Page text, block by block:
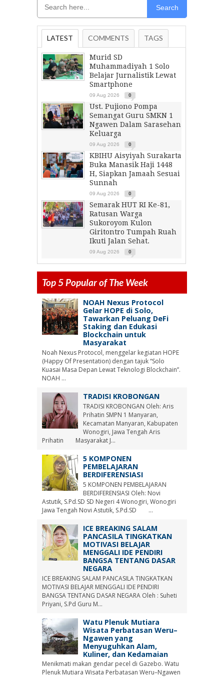
Search
LATEST COMMENTS TAGS
Murid SD
Muhammadiyah 1 Solo
Belajar Jurnalistik Lewat
Smartphone
09 Aug 2026 0
Ust. Pujiono Pompa
Semangat Guru SMKN 1
Ngawen Dalam Sarasehan
Keluarga
09 Aug 2026 0
KBIHU Aisyiyah Surakarta
Buka Manasik Haji 1448
H, Siapkan Jamaah Sesuai
Sunnah
09 Aug 2026 0
Semarak HUT RI Ke-81,
Ratusan Warga
Sukoroyom Kulon
Giritontro Tumpah Ruah
Ikuti Jalan Sehat.
09 Aug 2026 0
Top 5 Popular of The Week
NOAH Nexus Protocol
Gelar HOPE di Solo,
Tawarkan Peluang DeFi
Staking dan Edukasi
Blockchain untuk
Masyarakat
Noah Nexus Protocol, menggelar kegiatan HOPE
(Happy Of Presentation) dengan tajuk “Solo
Kuasai Masa Depan Lewat Teknologi Blockchain”.
NOAH ...
TRADISI KROBONGAN
TRADISI KROBONGAN Oleh: Aris
Prihatin SMPN 1 Manyaran,
Kecamatan Manyaran, Kabupaten
Wonogiri, Jawa Tengah Aris
Prihatin Masyarakat J...
5 KOMPONEN
PEMBELAJARAN
BERDIFERENSIASI
5 KOMPONEN PEMBELAJARAN
BERDIFERENSIASI Oleh: Novi
Astutik, S.Pd.SD SD Negeri 4 Wonogiri, Wonogiri
Jawa Tengah Novi Astutik, S.Pd.SD ...
ICE BREAKING SALAM
PANCASILA TINGKATKAN
MOTIVASI BELAJAR
MENGGALI IDE PENDIRI
BANGSA TENTANG DASAR
NEGARA
ICE BREAKING SALAM PANCASILA TINGKATKAN
MOTIVASI BELAJAR MENGGALI IDE PENDIRI
BANGSA TENTANG DASAR NEGARA Oleh : Suheti
Priyani, S.Pd Guru M...
Watu Plenuk Mutiara
Wisata Perbatasan Weru–
Ngawen yang
Menyuguhkan Alam,
Kuliner, dan Kedamaian
Menikmati makan gendar pecel di Gazebo. Watu
Plenuk Mutiara Wisata Perbatasan Weru–Ngawen